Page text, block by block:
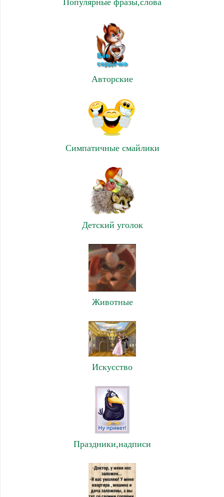
Авторские
Симпатичные смайлики
Детский уголок
Животные
Искусство
Праздники,надписи